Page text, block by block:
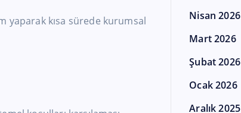
yaparak kısa sürede kurumsal
Nisan 2026
Mart 2026
Şubat 2026
Ocak 2026
Aralık 2025